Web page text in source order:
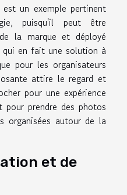
est un exemple pertinent
puisqu'il peut être
la marque et déployé
qui en fait une solution à
pour les organisateurs
attire le regard et
pour une expérience
prendre des photos
organisées autour de la
et de